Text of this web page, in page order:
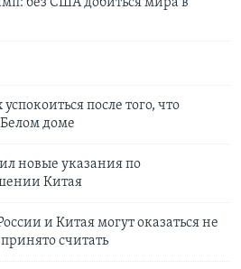
без США добиться мира в
после того, что
доме
новые указания по
Китая
и Китая могут оказаться не
считать